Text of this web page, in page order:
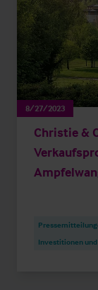
8/27/2023
Christie &
Investitionen